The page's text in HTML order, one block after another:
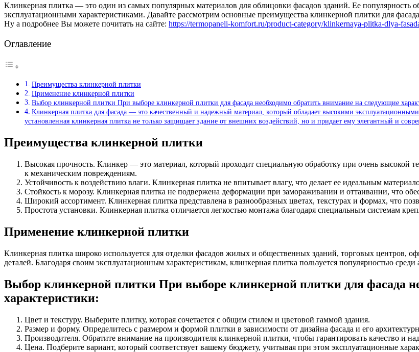
Клинкерная плитка — это один из самых популярных материалов для облицовки фасадов зданий. Ее
эксплуатационными характеристиками. Давайте рассмотрим основные преимущества клинкерной плитки для
Ну а подробнее Вы можете почитать на сайте: https://termopaneli-komfort.ru/product-category/klinkernaya-plitka-dlya-
Оглавление
Преимущества клинкерной плитки
Применение клинкерной плитки
Выбор клинкерной плитки При выборе клинкерной плитки для фасада необходимо обратить внимание на следующие
Клинкерная плитка для фасада — это качественный и надежный материал, который обладает высокими
установленная клинкерная плитка не только защищает здание от внешних воздействий, но и придает ему элегантный и
Преимущества клинкерной плитки
Высокая прочность. Клинкер — это материал, который проходит специальную обработку при очень высокой
к механическим повреждениям.
Устойчивость к воздействию влаги. Клинкерная плитка не впитывает влагу, что делает ее идеальным
Стойкость к морозу. Клинкерная плитка не подвержена деформации при замораживании и оттаивании, что
Широкий ассортимент. Клинкерная плитка представлена в разнообразных цветах, текстурах и формах, что
Простота установки. Клинкерная плитка отличается легкостью монтажа благодаря специальным системам
Применение клинкерной плитки
Клинкерная плитка широко используется для отделки фасадов жилых и общественных зданий, торговых центров,
деталей. Благодаря своим эксплуатационным характеристикам, клинкерная плитка пользуется популярностью среди
Выбор клинкерной плитки При выборе клинкерной плитки для фасада
характеристики:
Цвет и текстуру. Выберите плитку, которая сочетается с общим стилем и цветовой гаммой здания.
Размер и форму. Определитесь с размером и формой плитки в зависимости от дизайна фасада и его
Производителя. Обратите внимание на производителя клинкерной плитки, чтобы гарантировать качество и
Цена. Подберите вариант, который соответствует вашему бюджету, учитывая при этом эксплуатационные